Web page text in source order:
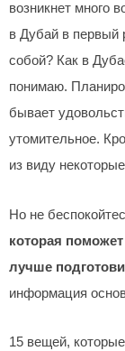
возникнет много
в Дубай в первый
собой? Как в
понимаю.
бывает
утомительное.
из виду
Но не
которая
лучше
информация
15 вещей,